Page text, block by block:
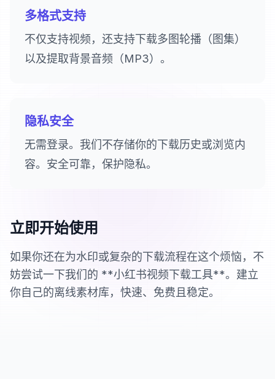
多格式支持
不仅支持视频，还支持下载多图轮播（图集）
以及提取背景音频（MP3）。
隐私安全
无需登录。我们不存储你的下载历史或浏览内
容。安全可靠，保护隐私。
立即开始使用
如果你还在为水印或复杂的下载流程在这个烦恼，不
妨尝试一下我们的 **小红书视频下载工具**。建立
你自己的离线素材库，快速、免费且稳定。